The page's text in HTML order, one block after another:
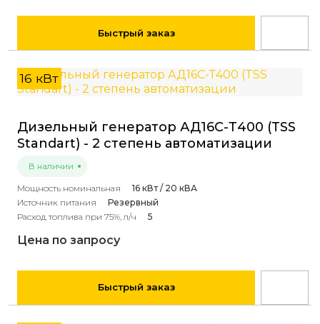
Быстрый заказ
16 кВт
Дизельный генератор АД16С-Т400 (TSS
Standart) - 2 степень автоматизации
В наличии
Мощность номинальная
16 кВт / 20 кВА
Источник питания
Резервный
Расход топлива при 75%, л/ч
5
Цена по запросу
Быстрый заказ